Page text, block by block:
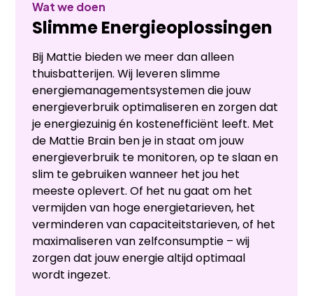
Wat we doen
Slimme Energieoplossingen
Bij Mattie bieden we meer dan alleen
thuisbatterijen. Wij leveren slimme
energiemanagementsystemen die jouw
energieverbruik optimaliseren en zorgen dat
je energiezuinig én kostenefficiënt leeft. Met
de Mattie Brain ben je in staat om jouw
energieverbruik te monitoren, op te slaan en
slim te gebruiken wanneer het jou het
meeste oplevert. Of het nu gaat om het
vermijden van hoge energietarieven, het
verminderen van capaciteitstarieven, of het
maximaliseren van zelfconsumptie – wij
zorgen dat jouw energie altijd optimaal
wordt ingezet.